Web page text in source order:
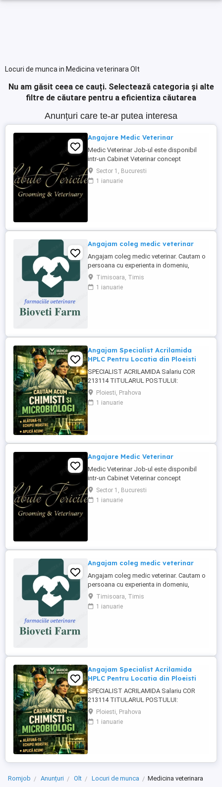
Locuri de munca in Medicina veterinara Olt
Nu am găsit ceea ce cauți. Selectează categoria și alte
filtre de căutare pentru a eficientiza căutarea
Anunțuri care te-ar putea interesa
Angajare Medic Veterinar
Medic Veterinar Job-ul este disponibil
intr-un Cabinet Veterinar concept
Boutique, situat in zona de Nord a
Bucurestiului, avand clientii proprii. Daca
esti un medic veterinar pasionat de ceea
Sector 1, Bucuresti
1 ianuarie
Angajam coleg medic veterinar
Angajam coleg medic veterinar. Cautam o
persoana cu experienta in domeniu,
serioasa, dinamica, pasionata de
domeniu, cu spirit de echipa. Orientare
către client Bune abilități de comunicare
Timisoara, Timis
1 ianuarie
Angajam Specialist Acrilamida
HPLC Pentru Locatia din Ploeisti
SPECIALIST ACRILAMIDA Salariu COR
213114 TITULARUL POSTULUI:
_______________________________________
COMPARTIMENTUL: Laboratorul MANOR
LABORATORY CENTER SRL, punct de
postliceale absolvite ...
Ploiesti, Prahova
1 ianuarie
Angajare Medic Veterinar
Medic Veterinar Job-ul este disponibil
intr-un Cabinet Veterinar concept
Boutique, situat in zona de Nord a
Bucurestiului, avand clientii proprii. Daca
esti un medic veterinar pasionat de ceea
Sector 1, Bucuresti
1 ianuarie
Angajam coleg medic veterinar
Angajam coleg medic veterinar. Cautam o
persoana cu experienta in domeniu,
serioasa, dinamica, pasionata de
domeniu, cu spirit de echipa. Orientare
către client Bune abilități de comunicare
Timisoara, Timis
1 ianuarie
Angajam Specialist Acrilamida
HPLC Pentru Locatia din Ploeisti
SPECIALIST ACRILAMIDA Salariu COR
213114 TITULARUL POSTULUI:
_______________________________________
COMPARTIMENTUL: Laboratorul MANOR
LABORATORY CENTER SRL, punct de
postliceale absolvite ...
Ploiesti, Prahova
1 ianuarie
Romjob Anunțuri Olt Locuri de munca Medicina veterinara